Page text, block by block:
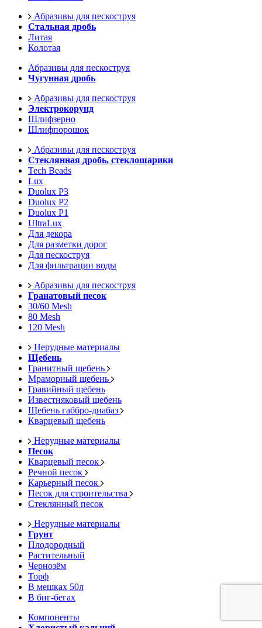
Абразивы для пескоструя
Стальная дробь
Литая
Колотая
Абразивы для пескоструя
Чугунная дробь
Абразивы для пескоструя
Электрокорунд
Шлифзерно
Шлифпорошок
Абразивы для пескоструя
Стеклянная дробь, стеклошарики
Tech Beads
Lux
Duolux P3
Duolux P2
Duolux P1
UltraLux
Для декора
Для разметки дорог
Для пескоструя
Для фильтрации воды
Абразивы для пескоструя
Гранатовый песок
30/60 Mesh
80 Mesh
120 Mesh
Нерудные материалы
Щебень
Гранитный щебень
Мраморный щебень
Гравийный щебень
Известняковый щебень
Щебень габбро-диабаз
Кварцевый щебень
Нерудные материалы
Песок
Кварцевый песок
Речной песок
Карьерный песок
Песок для строительства
Стеклянный песок
Нерудные материалы
Грунт
Плодородный
Растительный
Чернозём
Торф
В мешках 50л
В биг-бегах
Компоненты